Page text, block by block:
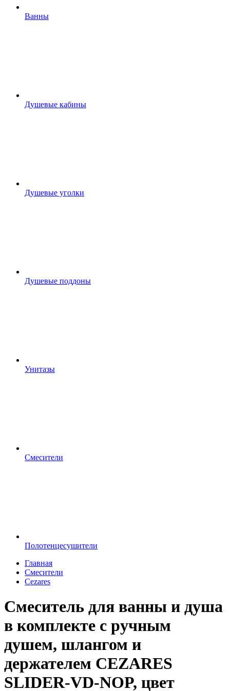
Ванны
Душевые кабины
Душевые уголки
Душевые поддоны
Унитазы
Смесители
Полотенцесушители
Главная
Смесители
Cezares
Смеситель для ванны и душа
в комплекте с ручным
душем, шлангом и
держателем CEZARES
SLIDER-VD-NOP, цвет